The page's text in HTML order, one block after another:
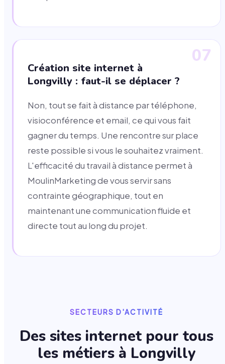
07
Création site internet à
Longvilly : faut-il se déplacer ?
Non, tout se fait à distance par téléphone,
visioconférence et email, ce qui vous fait
gagner du temps. Une rencontre sur place
reste possible si vous le souhaitez vraiment.
L'efficacité du travail à distance permet à
MoulinMarketing de vous servir sans
contrainte géographique, tout en
maintenant une communication fluide et
directe tout au long du projet.
SECTEURS D'ACTIVITÉ
Des sites internet pour tous
les métiers à Longvilly